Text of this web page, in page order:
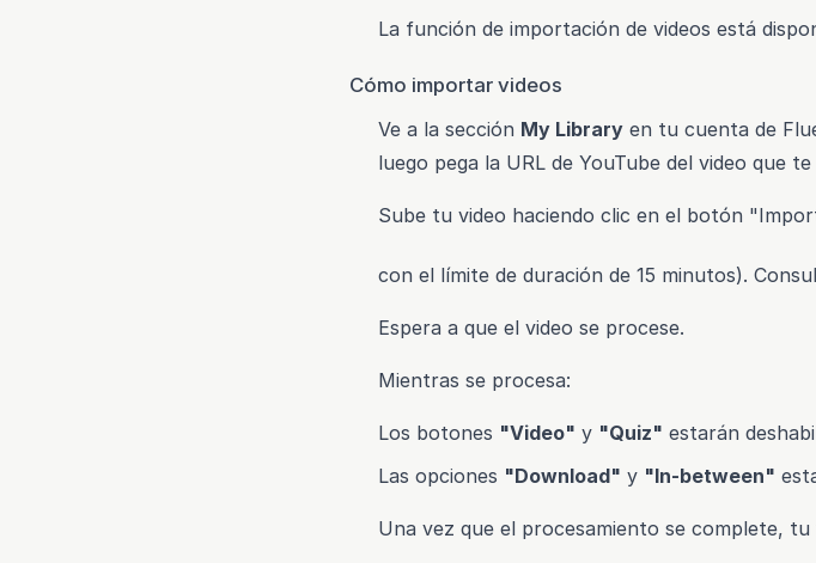
La función de importación de videos está
Cómo importar videos
Ve a la sección My Library en tu cuenta de
luego pega la URL de YouTube del video que
Sube tu video haciendo clic en el botón
con el límite de duración de 15 minutos).
Espera a que el video se procese.
Mientras se procesa:
Los botones "Video" y "Quiz" estarán
Las opciones "Download" y "In-between"
Una vez que el procesamiento se complete,